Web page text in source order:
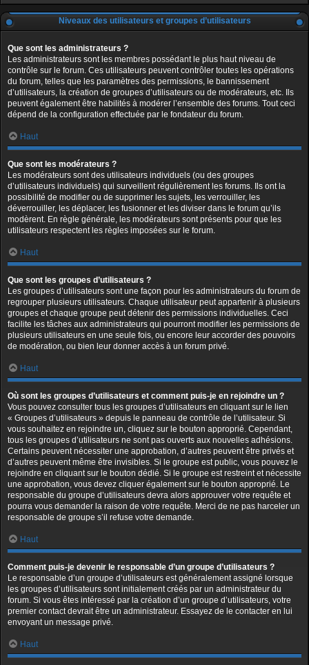
Niveaux des utilisateurs et groupes d’utilisateurs
Que sont les administrateurs ?
Les administrateurs sont les membres possédant le plus haut niveau de
contrôle sur le forum. Ces utilisateurs peuvent contrôler toutes les opérations
du forum, telles que les paramètres des permissions, le bannissement
d’utilisateurs, la création de groupes d’utilisateurs ou de modérateurs, etc. Ils
peuvent également être habilités à modérer l’ensemble des forums. Tout ceci
dépend de la configuration effectuée par le fondateur du forum.
Haut
Que sont les modérateurs ?
Les modérateurs sont des utilisateurs individuels (ou des groupes
d’utilisateurs individuels) qui surveillent régulièrement les forums. Ils ont la
possibilité de modifier ou de supprimer les sujets, les verrouiller, les
déverrouiller, les déplacer, les fusionner et les diviser dans le forum qu’ils
modèrent. En règle générale, les modérateurs sont présents pour que les
utilisateurs respectent les règles imposées sur le forum.
Haut
Que sont les groupes d’utilisateurs ?
Les groupes d’utilisateurs sont une façon pour les administrateurs du forum de
regrouper plusieurs utilisateurs. Chaque utilisateur peut appartenir à plusieurs
groupes et chaque groupe peut détenir des permissions individuelles. Ceci
facilite les tâches aux administrateurs qui pourront modifier les permissions de
plusieurs utilisateurs en une seule fois, ou encore leur accorder des pouvoirs
de modération, ou bien leur donner accès à un forum privé.
Haut
Où sont les groupes d’utilisateurs et comment puis-je en rejoindre un ?
Vous pouvez consulter tous les groupes d’utilisateurs en cliquant sur le lien
« Groupes d’utilisateurs » depuis le panneau de contrôle de l’utilisateur. Si
vous souhaitez en rejoindre un, cliquez sur le bouton approprié. Cependant,
tous les groupes d’utilisateurs ne sont pas ouverts aux nouvelles adhésions.
Certains peuvent nécessiter une approbation, d’autres peuvent être privés et
d’autres peuvent même être invisibles. Si le groupe est public, vous pouvez le
rejoindre en cliquant sur le bouton dédié. Si le groupe est restreint et nécessite
une approbation, vous devez cliquer également sur le bouton approprié. Le
responsable du groupe d’utilisateurs devra alors approuver votre requête et
pourra vous demander la raison de votre requête. Merci de ne pas harceler un
responsable de groupe s’il refuse votre demande.
Haut
Comment puis-je devenir le responsable d’un groupe d’utilisateurs ?
Le responsable d’un groupe d’utilisateurs est généralement assigné lorsque
les groupes d’utilisateurs sont initialement créés par un administrateur du
forum. Si vous êtes intéressé par la création d’un groupe d’utilisateurs, votre
premier contact devrait être un administrateur. Essayez de le contacter en lui
envoyant un message privé.
Haut